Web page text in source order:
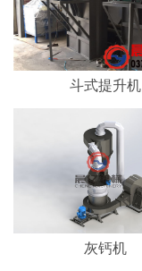
斗式提升机
灰钙机